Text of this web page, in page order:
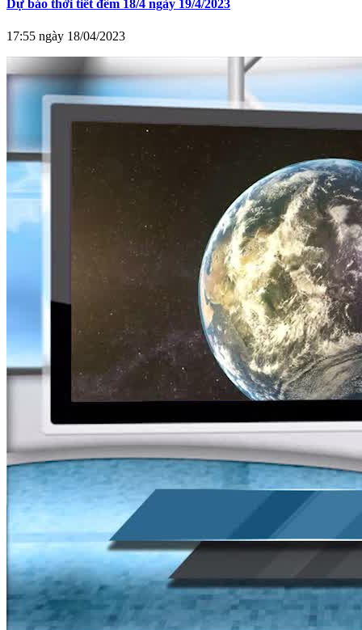
Dự báo thời tiết đêm 18/4 ngày 19/4/2023
17:55 ngày 18/04/2023